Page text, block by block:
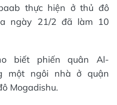
thực hiện ở thủ đô
ngày 21/2 đã làm 10
biết phiến quân Al-
một ngôi nhà ở quận
Mogadishu.